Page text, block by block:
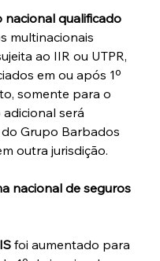
qualificado
multinacionais
ao IIR ou UTPR,
em ou após 1º
somente para o
será
Grupo Barbados
outra jurisdição.
nacional de seguros
foi aumentado para